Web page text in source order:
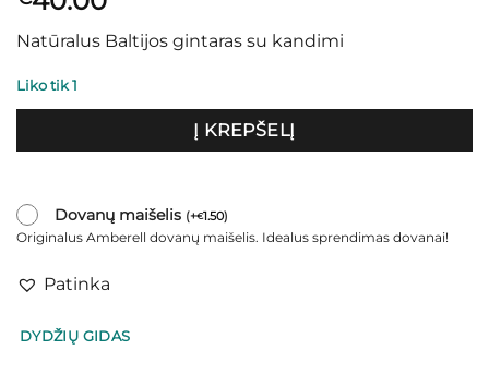
Natūralus Baltijos gintaras su kandimi
Liko tik 1
Į KREPŠELĮ
Dovanų maišelis (+€1.50)
Originalus Amberell dovanų maišelis. Idealus sprendimas dovanai!
Patinka
DYDŽIŲ GIDAS